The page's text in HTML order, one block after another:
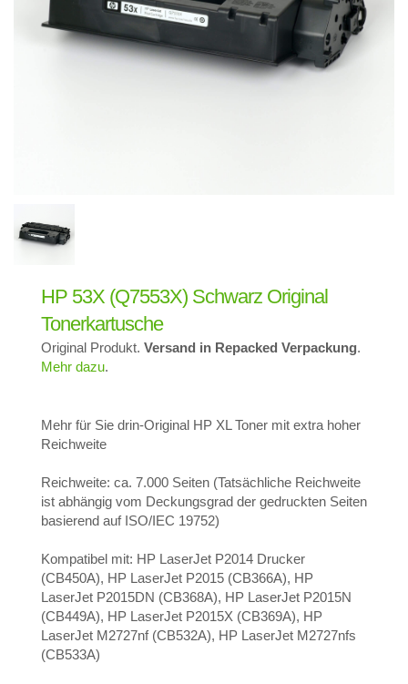
HP 53X (Q7553X) Schwarz Original
Tonerkartusche
Original Produkt. Versand in Repacked Verpackung.
Mehr dazu.
Mehr für Sie drin-Original HP XL Toner mit extra hoher
Reichweite
Reichweite: ca. 7.000 Seiten (Tatsächliche Reichweite
ist abhängig vom Deckungsgrad der gedruckten Seiten
basierend auf ISO/IEC 19752)
Kompatibel mit: HP LaserJet P2014 Drucker
(CB450A), HP LaserJet P2015 (CB366A), HP
LaserJet P2015DN (CB368A), HP LaserJet P2015N
(CB449A), HP LaserJet P2015X (CB369A), HP
LaserJet M2727nf (CB532A), HP LaserJet M2727nfs
(CB533A)